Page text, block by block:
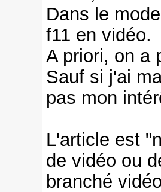
Dans le
f11 en vidéo.
A priori, on a
Sauf si j'ai
pas mon
L'article est
de vidéo ou
branché